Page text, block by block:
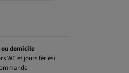
domicile
WE et jours fériés)